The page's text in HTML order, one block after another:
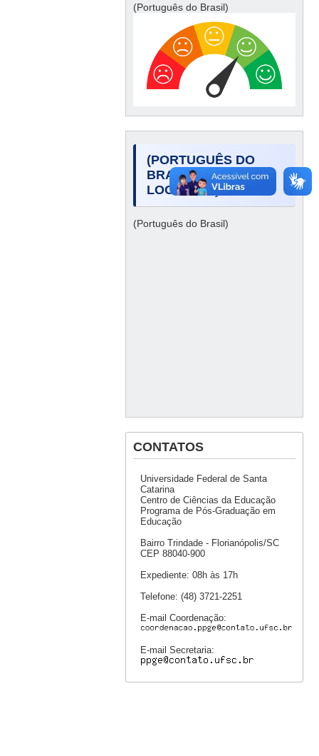
(Português do Brasil)
(PORTUGUÊS DO
BRASIL)
LOCALIZAÇÃO
(Português do Brasil)
CONTATOS
Universidade Federal de Santa
Catarina
Centro de Ciências da Educação
Programa de Pós-Graduação em
Educação
Bairro Trindade - Florianópolis/SC
CEP 88040-900
Expediente: 08h às 17h
Telefone: (48) 3721-2251
E-mail Coordenação:
E-mail Secretaria: